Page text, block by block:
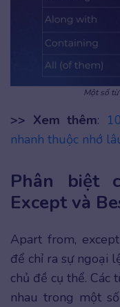
Một số
>> Xem thêm:
nhanh thuộc nhớ
Phân biệt
Except và
Apart from,
để chỉ ra sự ngoại
chủ đề cụ thể. Các
nhau trong một